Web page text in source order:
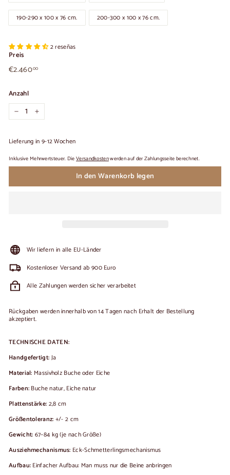
190-290 x 100 x 76 cm. 200-300 x 100 x 76 cm.
2 reseñas
Preis
Üblicher
Preis
€2.46000€2.460,00
Anzahl
+
Lieferung in 9-12 Wochen
Inklusive Mehrwertsteuer. DieVersandkostenwerden auf der Zahlungsseite berechnet.
In den Warenkorb legen
Wir liefern in alle EU-Länder
Kostenloser Versand ab 900 Euro
Alle Zahlungen werden sicher verarbeitet
Rückgaben werden innerhalb von 14 Tagen nach Erhalt der Bestellung
akzeptiert.
TECHNISCHE DATEN:
Handgefertigt: Ja
Material: Massivholz Buche oder Eiche
Farben: Buche natur, Eiche natur
Plattenstärke: 2,8 cm
Größentoleranz: +/- 2 cm
Gewicht: 67–84 kg (je nach Größe)
Ausziehmechanismus: Eck-Schmetterlingsmechanismus
Aufbau: Einfacher Aufbau: Man muss nur die Beine anbringen